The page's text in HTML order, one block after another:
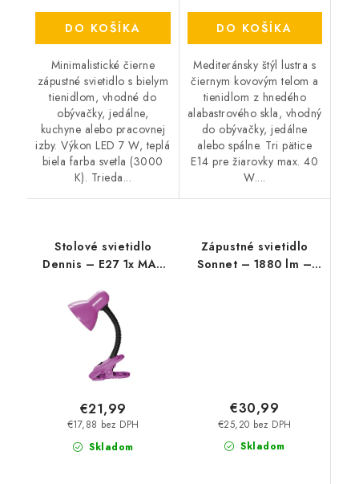
DO KOŠÍKA
Minimalistické čierne
zápustné svietidlo s bielym
tienidlom, vhodné do
obývačky, jedálne,
kuchyne alebo pracovnej
izby. Výkon LED 7 W, teplá
biela farba svetla (3000
K). Trieda...
DO KOŠÍKA
Mediteránsky štýl lustra s
čiernym kovovým telom a
tienidlom z hnedého
alabastrového skla, vhodný
do obývačky, jedálne
alebo spálne. Tri pätice
E14 pre žiarovky max. 40
W....
Stolové svietidlo
Dennis – E27 1x MAX
Skladom
€17,88 bez DPH
€21,99
Zápustné svietidlo
Sonnet – 1880 lm –
Skladom
€25,20 bez DPH
€30,99